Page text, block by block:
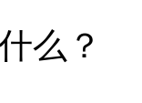
么？